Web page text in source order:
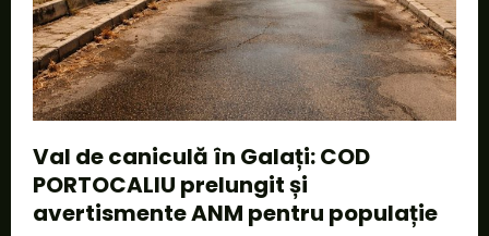
Val de caniculă în Galați: COD
PORTOCALIU prelungit și
avertismente ANM pentru populație